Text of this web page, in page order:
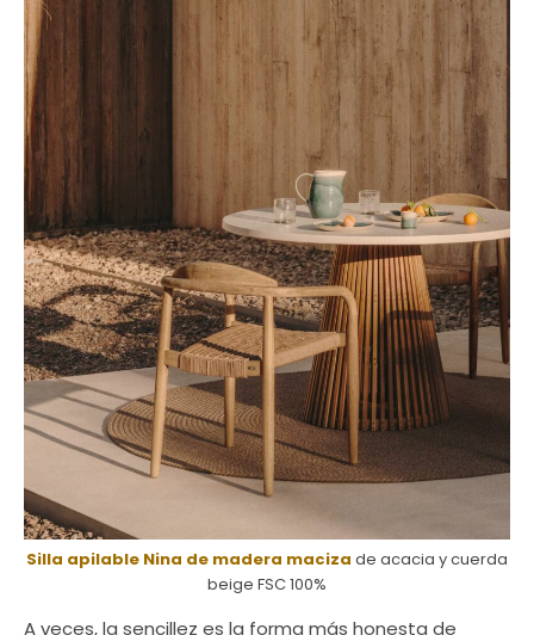
Silla apilable Nina de madera maciza de acacia y cuerda
beige FSC 100%
A veces, la sencillez es la forma más honesta de